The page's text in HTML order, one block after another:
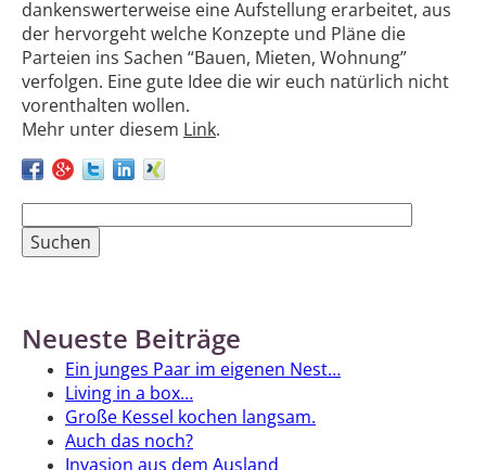
dankenswerterweise eine Aufstellung erarbeitet, aus
der hervorgeht welche Konzepte und Pläne die
Parteien ins Sachen “Bauen, Mieten, Wohnung”
verfolgen. Eine gute Idee die wir euch natürlich nicht
vorenthalten wollen.
Mehr unter diesem
Link
nach:
Neueste Beiträge
Ein junges Paar im eigenen Nest…
Living in a box…
Große Kessel kochen langsam.
Auch das noch?
Invasion aus dem Ausland